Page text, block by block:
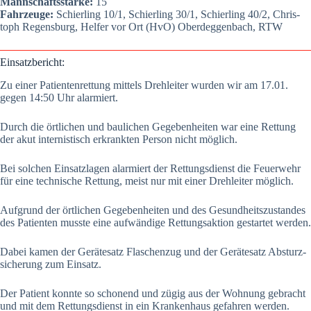
Fahr­zeu­ge: Schier­ling 10/1, Schier­ling 30/1, Schier­ling 40/2, Chris­
toph Regens­burg, Hel­fer vor Ort (HvO) Oberdeg­gen­bach, RTW
Ein­satz­be­richt:
Zu einer Pati­en­ten­ret­tung mit­tels Dreh­lei­ter wur­den wir am 17.01.
gegen 14:50 Uhr alar­miert.
Durch die ört­li­chen und bau­li­chen Gege­ben­hei­ten war eine Ret­tung
der akut inter­nis­tisch erkrank­ten Per­son nicht mög­lich.
Bei sol­chen Ein­satz­la­gen alar­miert der Ret­tungs­dienst die Feu­er­wehr
für eine tech­ni­sche Ret­tung, meist nur mit einer Dreh­lei­ter mög­lich.
Auf­grund der ört­li­chen Gege­ben­hei­ten und des Gesund­heits­zu­stan­des
des Pati­en­ten muss­te eine auf­wän­di­ge Ret­tungs­ak­ti­on gestar­tet wer­den.
Dabei kamen der Gerä­te­satz Fla­schen­zug und der Gerä­te­satz Absturz­
si­che­rung zum Ein­satz.
Der Pati­ent konn­te so scho­nend und zügig aus der Woh­nung gebracht
und mit dem Ret­tungs­dienst in ein Kran­ken­haus gefah­ren wer­den.